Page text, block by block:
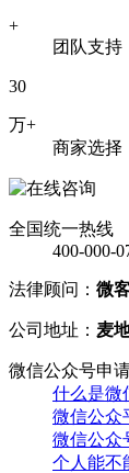
+
团队支持
30
万+
商家选择
全国统一热线
400-000-
法律顾问： 微
公司地址： 麦
微信公众号申
什么是微
微信公众
微信公众
个人能不